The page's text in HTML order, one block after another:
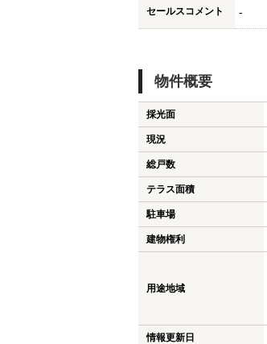
セールスコメント -
物件概要
採光面
現況
総戸数
テラス面積
駐車場
建物権利
用途地域
情報更新日